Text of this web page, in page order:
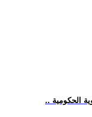
الحكومية